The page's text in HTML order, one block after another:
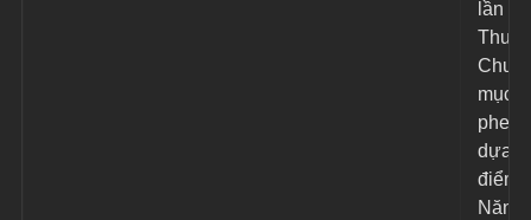
lần
mục
phe
dựa
điểm
Năng